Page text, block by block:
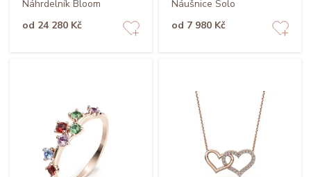
Náhrdelník Bloom
od 24 280 Kč
Náušnice Solo
od 7 980 Kč